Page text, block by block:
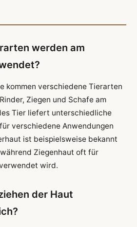
werden am
kommen verschiedene Tierarten
Ziegen und Schafe am
Tier liefert unterschiedliche
verschiedene Anwendungen
ist beispielsweise bekannt
Ziegenhaut oft für
wird.
der Haut